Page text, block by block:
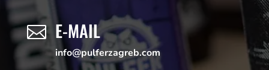
 E-MAIL
info@pulferzagreb.com